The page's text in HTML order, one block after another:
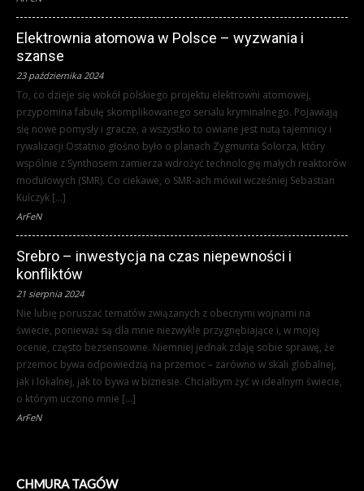
Elektrownia atomowa w Polsce – wyzwania i
szanse
23 października 2024
To, co dzieje się wokół polskiego projektu elektrowni atomowej,
przypomina fabułę skomplikowanego serialu kryminalnego. Pojawiają
się nowe pomysły i gracze, a wszystko to owiane jest nutą tajemnicy i
rywalizacji Ostatnio głośno było o planach Zygmunta Solorza, który
wspólnie z Synthosem zamierza wdrożyć technologię małych reaktorów
modułowych (SMR). Co ciekawe, o SMR-ach mówił wcześniej Sebastian
Kulczyk […]
ArFeN
Srebro – inwestycja na czas niepewności i
konfliktów
21 sierpnia 2024
Nie lubię poruszać tematów związanych z obecnymi wojnami na
świecie, ponieważ są dla mnie niezwykle przygnębiające i, w mojej
ocenie, często bezsensowne. Niemniej jednak zdaję sobie sprawę, że
przemoc bywa odpowiedzią na przemoc – zarówno w skali globalnej,
jak i lokalnej, jak to bywa w biznesie. Chciałbym żyć w idealnym świecie,
o którym uczono mnie […]
ArFeN
CHMURA TAGÓW